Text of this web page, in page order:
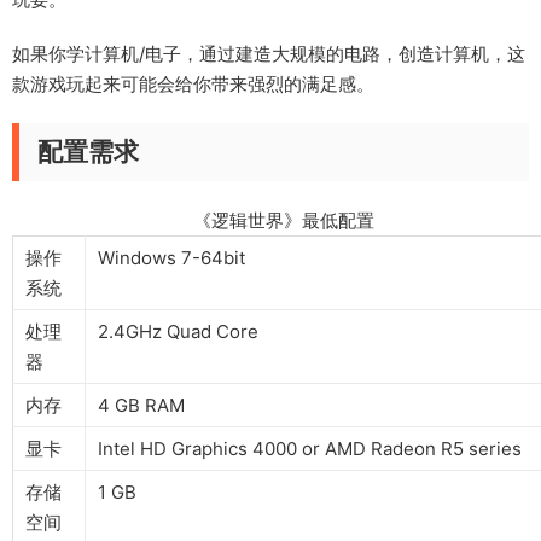
如果你学计算机/电子，通过建造大规模的电路，创造计算机，这
款游戏玩起来可能会给你带来强烈的满足感。
配置需求
《逻辑世界》最低配置
操作
系统
Windows 7-64bit
处理
器
2.4GHz Quad Core
内存
4 GB RAM
显卡
Intel HD Graphics 4000 or AMD Radeon R5 series
存储
空间
1 GB